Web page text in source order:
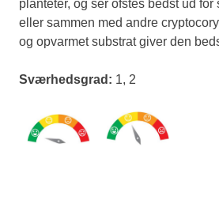
planteter, og ser ofstes bedst ud
eller sammen med andre
og opvarmet substrat giver den
Sværhedsgrad: 1, 2